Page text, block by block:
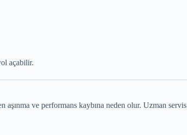
açabilir.
ve performans kaybına neden olur. Uzman servis